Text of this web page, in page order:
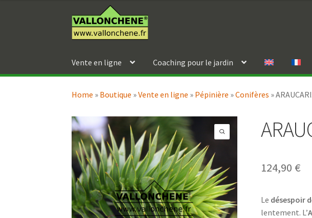
à
la
au
contenu
Vente en ligne Coaching pour le jardin
Home » Boutique »Vente en ligne » Pépinière »Conifères »
124,90 €
Le désespoir
lentement. L’